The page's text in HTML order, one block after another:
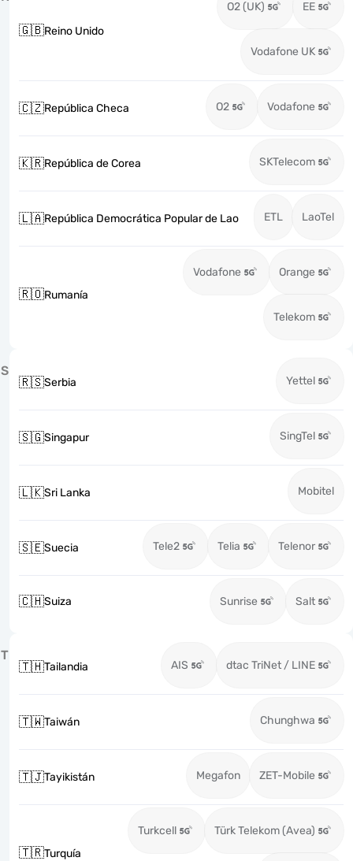
🇬🇧Reino Unido
O2 (UK) EE
Vodafone UK
🇨🇿República Checa O2 Vodafone
🇰🇷República de Corea SKTelecom
🇱🇦República Democrática Popular de Lao ETL LaoTel
🇷🇴Rumanía
Vodafone Orange
Telekom
S
🇷🇸Serbia Yettel
🇸🇬Singapur SingTel
🇱🇰Sri Lanka Mobitel
🇸🇪Suecia Tele2 Telia Telenor
🇨🇭Suiza Sunrise Salt
T
🇹🇭Tailandia AIS dtac TriNet / LINE
🇹🇼Taiwán Chunghwa
🇹🇯Tayikistán Megafon ZET-Mobile
🇹🇷Turquía
Turkcell Türk Telekom (Avea)